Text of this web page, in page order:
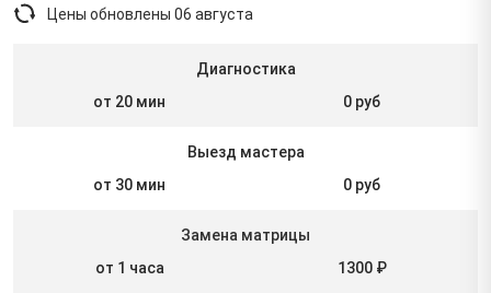
Цены обновлены 06 августа
Диагностика
от 20 мин
0 руб
Выезд мастера
от 30 мин
0 руб
Замена матрицы
от 1 часа
1300 ₽